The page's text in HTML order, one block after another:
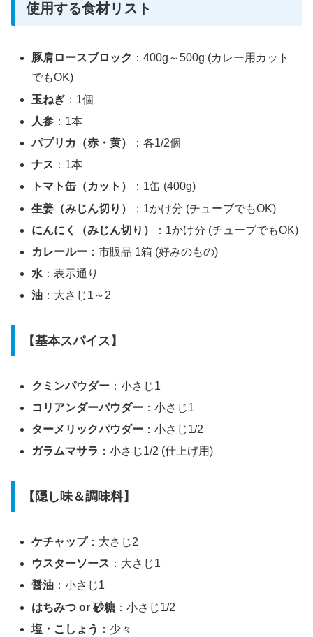
使用する食材リスト
豚肩ロースブロック ：400g～500g (カレー用カット
でもOK)
玉ねぎ ：1個
人参 ：1本
パプリカ（赤・黄）
：各1/2個
ナス ：1本
トマト缶（カット）
：1缶 (400g)
生姜（みじん切り）
：1かけ分 (チューブでもOK)
にんにく（みじん切り）
：1かけ分 (チューブでもOK)
カレールー ：市販品 1箱 (好みのもの)
水 ：表示通り
油 ：大さじ1～2
【基本スパイス】
クミンパウダー ：小さじ1
コリアンダーパウダー ：小さじ1
ターメリックパウダー ：小さじ1/2
ガラムマサラ ：小さじ1/2 (仕上げ用)
【隠し味＆調味料】
ケチャップ：大さじ2
ウスターソース ：大さじ1
醤油 ：小さじ1
はちみつ or 砂糖 ：小さじ1/2
塩・こしょう ：少々